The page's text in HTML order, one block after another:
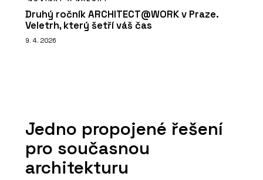
Druhý ročník ARCHITECT@WORK v Praze.
Veletrh, který šetří váš čas
9. 4. 2026
Jedno propojené řešení
pro současnou
architekturu